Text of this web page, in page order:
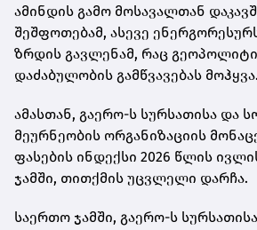
ამინდის გამო მოსავალთან
შეშფოთებამ, ასევე
ზრდის გავლენამ, რაც
დაძაბულობის გამწვავებას მოჰყვა.
ამასთან, გაერო-ს სურსათისა და
მეურნეობის ორგანიზაციის
ფასების ინდექსი 2026 წლის
ჯამში, თითქმის უცვლელი დარჩა.
საერთო ჯამში, გაერო-ს